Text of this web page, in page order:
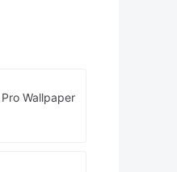
Wallpaper